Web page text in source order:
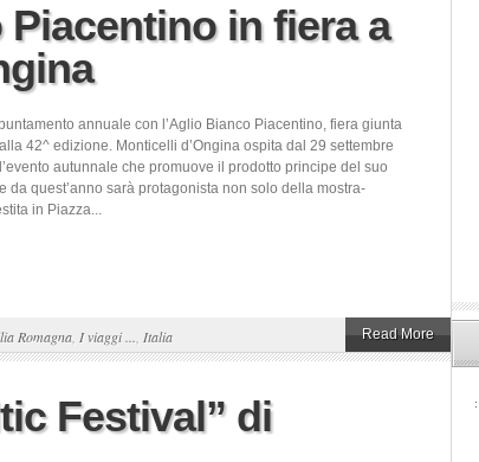
Piacentino in fiera a
annuale con l’Aglio Bianco Piacentino, fiera giunta
42^ edizione. Monticelli d’Ongina ospita dal 29 settembre
autunnale che promuove il prodotto principe del suo
da quest’anno sarà protagonista non solo della mostra-
in Piazza...
Romagna I viaggi ... Italia Read More
Festival” di